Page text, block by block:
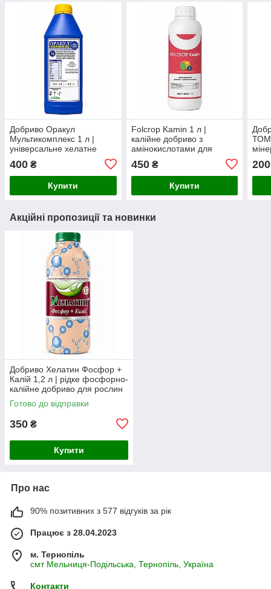
Добриво Оракул
Мультикомплекс 1 л |
універсальне хелатне
мікродобриво NPK 18.4-
6.6-4.4 для всіх
сільськогосподарських
400 ₴
Купити
Folcrop Kamin 1 л |
калійне добриво з
амінокислотами для
покращення якості плодів
450₴
Купити
200
Акційні пропозиції та новинки
Добриво Хелатин Фосфор +
Калій 1,2 л | рідке фосфорно-
калійне добриво для рослин
Готово до відправки
350 ₴
Купити
Про нас
90% позитивних з 577 відгуків за рік
Працює з 28.04.2023
м. Тернопіль
смт Мельниця-Подільська, Тернопіль, Україна
Контакти